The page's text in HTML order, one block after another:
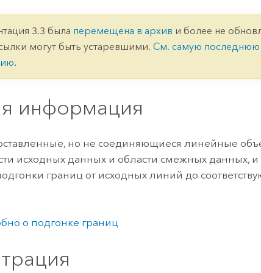
технологий
3.3 была перемещена в архив и более не
могут быть устаревшими.См. самую последнюю
.
информация
но не соединяющиеся линейные
исходных данных и области смежных данных, и
границ от исходных линий до
о подгонке границ